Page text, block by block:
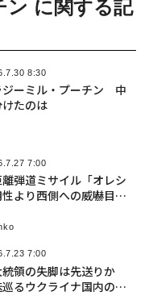
ン に関する記
8:30
ジーミル・プーチン 中
たのは
7:00
弾道ミサイル「オレシ
より西側への威嚇目的
7:00
領の失脚は先送りか
るウクライナ国内の混